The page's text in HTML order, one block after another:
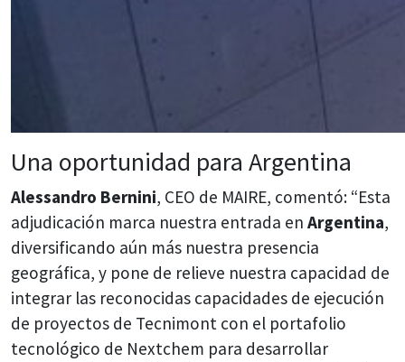
Una oportunidad para Argentina
Alessandro Bernini, CEO de MAIRE, comentó: “Esta
adjudicación marca nuestra entrada en Argentina,
diversificando aún más nuestra presencia
geográfica, y pone de relieve nuestra capacidad de
integrar las reconocidas capacidades de ejecución
de proyectos de Tecnimont con el portafolio
tecnológico de Nextchem para desarrollar